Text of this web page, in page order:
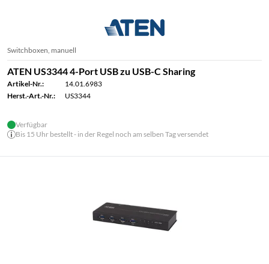
Switchboxen, manuell
ATEN US3344 4-Port USB zu USB-C Sharing
Artikel-Nr.:
14.01.6983
Herst.-Art.-Nr.:
US3344
Verfügbar
Bis 15 Uhr bestellt - in der Regel noch am selben Tag versendet